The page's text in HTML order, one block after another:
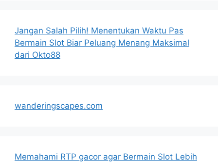
Jangan Salah Pilih! Menentukan Waktu Pas
Bermain Slot Biar Peluang Menang Maksimal
dari Okto88
wanderingscapes.com
Memahami RTP gacor agar Bermain Slot Lebih